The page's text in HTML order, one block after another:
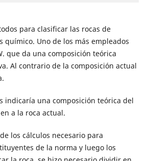
para clasificar las rocas de
químico. Uno de los más empleados
que da una composición teórica
Al contrario de la composición actual
indicaría una composición teórica del
a la roca actual.
los cálculos necesario para
de la norma y luego los